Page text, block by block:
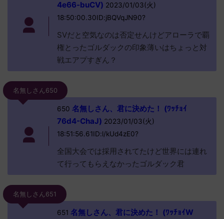
4e66-buCV) 2023/01/03(火)
18:50:00.30ID:jBQVqJN90?
SVだと空気なのは否定せんけどアローラで覇
権とったゴルダックの印象薄いはちょっと対
戦エアプすぎん？
名無しさん650
650 名無しさん、君に決めた！ (ﾜｯﾁｮｲ
76d4-ChaJ) 2023/01/03(火)
18:51:56.61ID:l/kUd4zE0?
全国大会では採用されてたけど世界には連れ
て行ってもらえなかったゴルダック君
名無しさん651
651 名無しさん、君に決めた！ (ﾜｯﾁｮｲW